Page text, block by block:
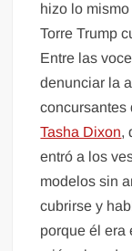
hizo lo
Torre Trump
Entre las
denunciar la
Tasha Dixon,
entró a los
modelos sin
cubrirse y
porque él era